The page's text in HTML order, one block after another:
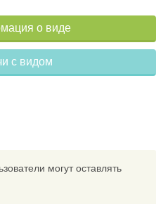
о виде
с видом
могут оставлять